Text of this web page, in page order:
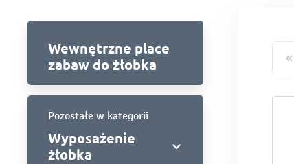
Wewnętrzne place
zabaw do żłobka
Pozostałe w kategorii
Wyposażenie
żłobka